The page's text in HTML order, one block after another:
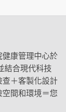
康管理中心於
結合現代科技
＋客製化設計
間和環境＝您